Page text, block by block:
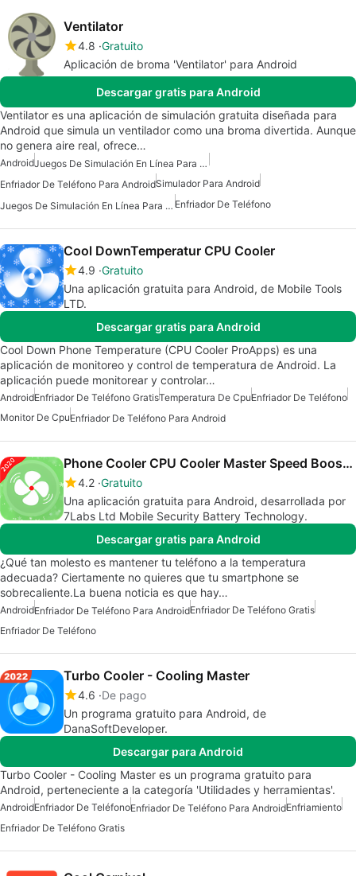
Ventilator
4.8 Gratuito
Aplicación de broma 'Ventilator' para Android
Descargar gratis para Android
Ventilator es una aplicación de simulación gratuita diseñada para
Android que simula un ventilador como una broma divertida. Aunque
no genera aire real, ofrece…
Android
Juegos De Simulación En Línea Para Android
Enfriador De Teléfono Para AndroidSimulador Para Android
Juegos De Simulación En Línea Para Android Gratis Enfriador De Teléfono
Cool DownTemperatur CPU Cooler
4.9 Gratuito
Una aplicación gratuita para Android, de Mobile Tools
LTD.
Descargar gratis para Android
Cool Down Phone Temperature (CPU Cooler ProApps) es una
aplicación de monitoreo y control de temperatura de Android. La
aplicación puede monitorear y controlar…
AndroidEnfriador De Teléfono GratisTemperatura De CpuEnfriador De Teléfono
Monitor De CpuEnfriador De Teléfono Para Android
Phone Cooler CPU Cooler Master Speed Booster
4.2 Gratuito
Una aplicación gratuita para Android, desarrollada por
7Labs Ltd Mobile Security Battery Technology.
Descargar gratis para Android
¿Qué tan molesto es mantener tu teléfono a la temperatura
adecuada? Ciertamente no quieres que tu smartphone se
sobrecaliente.La buena noticia es que hay…
AndroidEnfriador De Teléfono Para AndroidEnfriador De Teléfono Gratis
Enfriador De Teléfono
Turbo Cooler - Cooling Master
4.6 De pago
Un programa gratuito para Android, de
DanaSoftDeveloper.
Descargar para Android
Turbo Cooler - Cooling Master es un programa gratuito para
Android, perteneciente a la categoría 'Utilidades y herramientas'.
AndroidEnfriador De TeléfonoEnfriador De Teléfono Para AndroidEnfriamiento
Enfriador De Teléfono Gratis